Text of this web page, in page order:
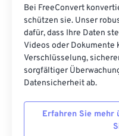
Bei FreeConvert
schützen sie. Unser
dafür, dass Ihre Daten
Videos oder
Verschlüsselung,
sorgfältiger
Datensicherheit ab.
Erfahren Sie mehr